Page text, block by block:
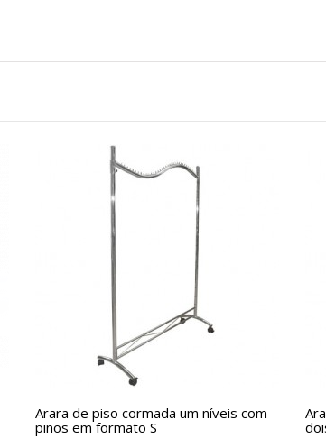
Arara de piso cormada um níveis com
pinos em formato S